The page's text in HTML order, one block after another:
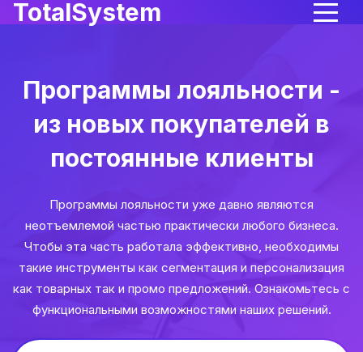
TotalSystem
Программы лояльности -
из новых покупателей в
постоянные клиенты
Программы лояльности уже давно являются
неотъемлемой частью практически любого бизнеса.
Чтобы эта часть работала эффективно, необходимы
такие инструменты как сегментация и персонализация
как товарных так и промо предложений. Ознакомьтесь с
функциональными возможностями наших решений.